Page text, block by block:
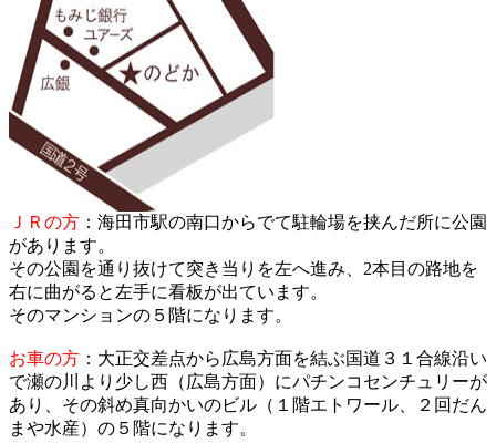
ＪＲの方 ：海田市駅の南口からでて駐輪場を挟んだ所に公園
があります。
その公園を通り抜けて突き当りを左へ進み、2本目の路地を
右に曲がると左手に看板が出ています。
そのマンションの５階になります。
お車の方 ：大正交差点から広島方面を結ぶ国道３１合線沿い
で瀬の川より少し西（広島方面）にパチンコセンチュリーが
あり、その斜め真向かいのビル（１階エトワール、２回だん
まや水産）の５階になります。